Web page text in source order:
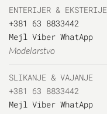
ENTERIJER &
+381 63 8833442
Mejl Viber WhatApp
Modelarstvo
SLIKANJE & VAJANJE
+381 63 8833442
Mejl Viber WhatApp